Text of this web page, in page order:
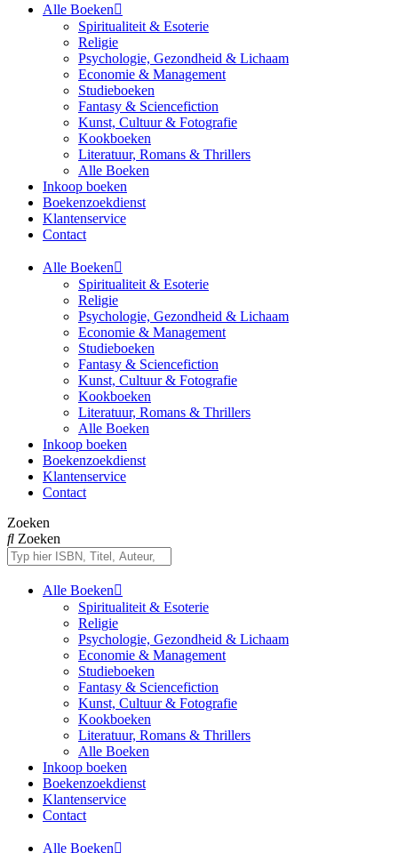
Alle Boeken
Spiritualiteit & Esoterie
Religie
Psychologie, Gezondheid & Lichaam
Economie & Management
Studieboeken
Fantasy & Sciencefiction
Kunst, Cultuur & Fotografie
Kookboeken
Literatuur, Romans & Thrillers
Alle Boeken
Inkoop boeken
Boekenzoekdienst
Klantenservice
Contact
Alle Boeken
Spiritualiteit & Esoterie
Religie
Psychologie, Gezondheid & Lichaam
Economie & Management
Studieboeken
Fantasy & Sciencefiction
Kunst, Cultuur & Fotografie
Kookboeken
Literatuur, Romans & Thrillers
Alle Boeken
Inkoop boeken
Boekenzoekdienst
Klantenservice
Contact
Zoeken
Zoeken
Alle Boeken
Spiritualiteit & Esoterie
Religie
Psychologie, Gezondheid & Lichaam
Economie & Management
Studieboeken
Fantasy & Sciencefiction
Kunst, Cultuur & Fotografie
Kookboeken
Literatuur, Romans & Thrillers
Alle Boeken
Inkoop boeken
Boekenzoekdienst
Klantenservice
Contact
Alle Boeken